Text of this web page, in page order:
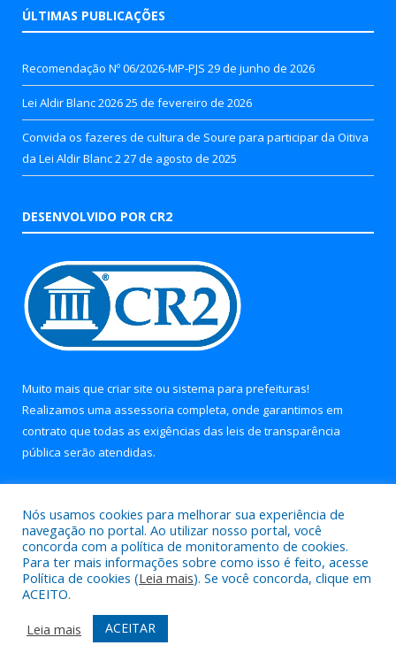
ÚLTIMAS PUBLICAÇÕES
Recomendação Nº 06/2026-MP-PJS 29 de junho de 2026
Lei Aldir Blanc 202625 de fevereiro de 2026
Convida os fazeres de cultura de Soure para participar da Oitiva
da Lei Aldir Blanc 2 27 de agosto de 2025
DESENVOLVIDO POR CR2
Muito mais que criar site ou sistema para prefeituras!
Realizamos uma assessoria completa, onde garantimos em
contrato que todas as exigências das leis de transparência
pública serão atendidas.
Todos os direitos reservados a Prefeitura Municipal de Soure.
Mapa do Site
Acessar Área Administrativa
Acessar Webmail
Nós usamos cookies para melhorar sua experiência de
navegação no portal. Ao utilizar nosso portal, você
concorda com a política de monitoramento de cookies.
Para ter mais informações sobre como isso é feito, acesse
Política de cookies (Leia mais). Se você concorda, clique em
ACEITO.
Leia mais
ACEITAR